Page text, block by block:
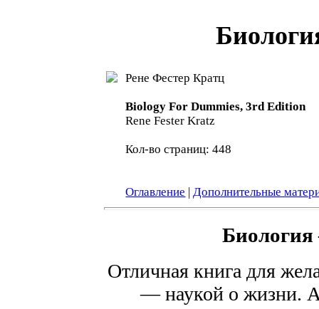
Рене Фестер Кратц
Biology For Dummies, 3rd Edition
Rene Fester Kratz
Кол-во страниц: 448
Оглавление |Дополнительные
Отличная книга для
— наукой о жизни.